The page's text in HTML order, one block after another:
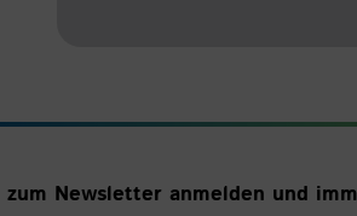
Newsletter anmelden und